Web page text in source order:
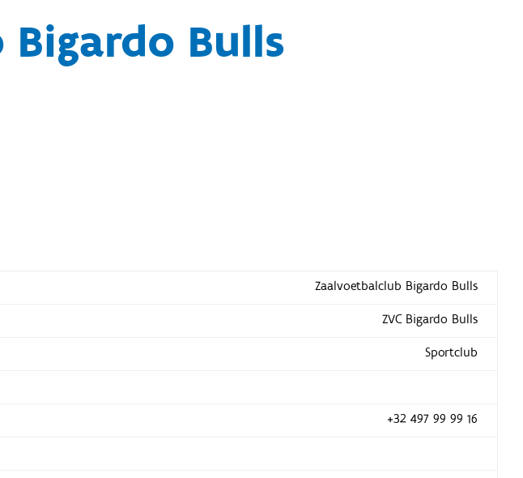
Bulls
Zaalvoetbalclub Bigardo Bulls
ZVC Bigardo Bulls
Sportclub
+32 497 99 99 16